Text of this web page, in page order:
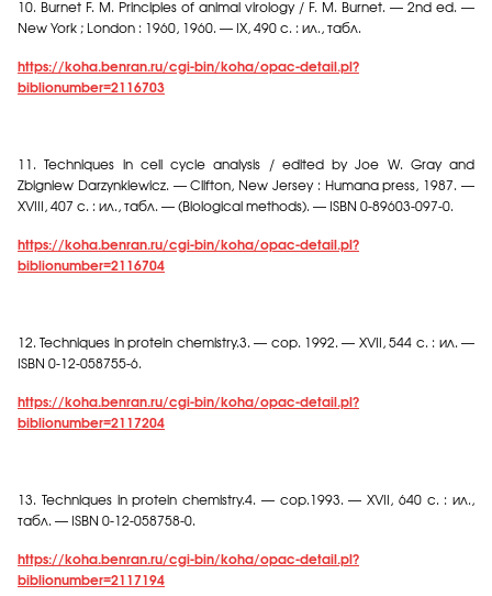
10. Burnet F. M. Principles of animal virology / F. M. Burnet. — 2nd ed. —
New York ; London : 1960, 1960. — IX, 490 c. : ил., табл.
https://koha.benran.ru/cgi-bin/koha/opac-detail.pl?
biblionumber=2116703
11.Techniques in cell cycle analysis / edited by Joe W. Gray and
Zbigniew Darzynkiewicz. — Clifton, New Jersey : Humana press, 1987. —
XVIII, 407 c. : ил., табл. — (Biological methods). — ISBN 0-89603-097-0.
https://koha.benran.ru/cgi-bin/koha/opac-detail.pl?
biblionumber=2116704
12.Techniques in protein chemistry.3. — cop. 1992. — XVII, 544 c. : ил. —
ISBN 0-12-058755-6.
https://koha.benran.ru/cgi-bin/koha/opac-detail.pl?
biblionumber=2117204
13. Techniques in protein chemistry.4. — cop.1993. — XVII, 640 с. : ил.,
табл. — ISBN 0-12-058758-0.
https://koha.benran.ru/cgi-bin/koha/opac-detail.pl?
biblionumber=2117194